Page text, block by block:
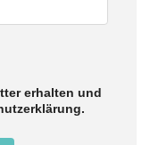
erhalten und